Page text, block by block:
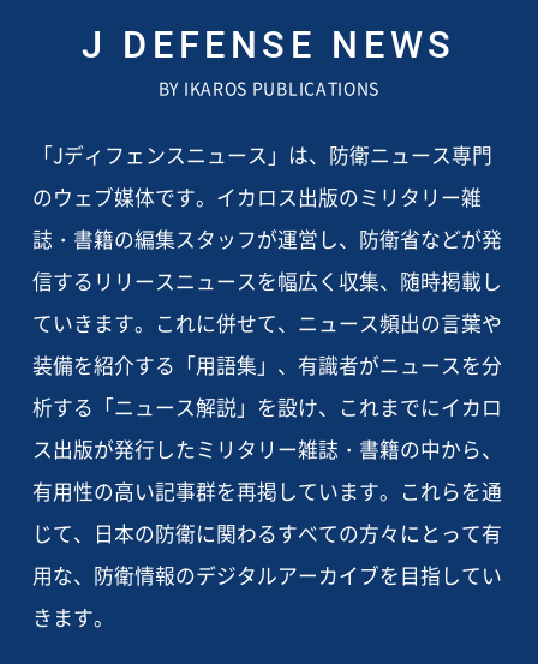
J DEFENSE NEWS
BY IKAROS PUBLICATIONS
「Jディフェンスニュース」は、防衛ニュース専門
のウェブ媒体です。イカロス出版のミリタリー雑
誌・書籍の編集スタッフが運営し、防衛省などが発
信するリリースニュースを幅広く収集、随時掲載し
ていきます。これに併せて、ニュース頻出の言葉や
装備を紹介する「用語集」、有識者がニュースを分
析する「ニュース解説」を設け、これまでにイカロ
ス出版が発行したミリタリー雑誌・書籍の中から、
有用性の高い記事群を再掲しています。これらを通
じて、日本の防衛に関わるすべての方々にとって有
用な、防衛情報のデジタルアーカイブを目指してい
きます。